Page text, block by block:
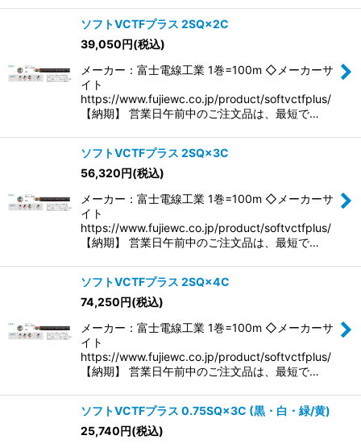
ソフトVCTFプラス 2SQ×2C
39,050円(税込)
メーカー：富士電線工業 1巻=100m ◇メーカーサ
イト
https://www.fujiewc.co.jp/product/softvctfplus/
【納期】 営業日午前中のご注文品は、最短で…
ソフトVCTFプラス 2SQ×3C
56,320円(税込)
メーカー：富士電線工業 1巻=100m ◇メーカーサ
イト
https://www.fujiewc.co.jp/product/softvctfplus/
【納期】 営業日午前中のご注文品は、最短で…
ソフトVCTFプラス 2SQ×4C
74,250円(税込)
メーカー：富士電線工業 1巻=100m ◇メーカーサ
イト
https://www.fujiewc.co.jp/product/softvctfplus/
【納期】 営業日午前中のご注文品は、最短で…
ソフトVCTFプラス 0.75SQ×3C (黒・白・緑/黄)
25,740円(税込)